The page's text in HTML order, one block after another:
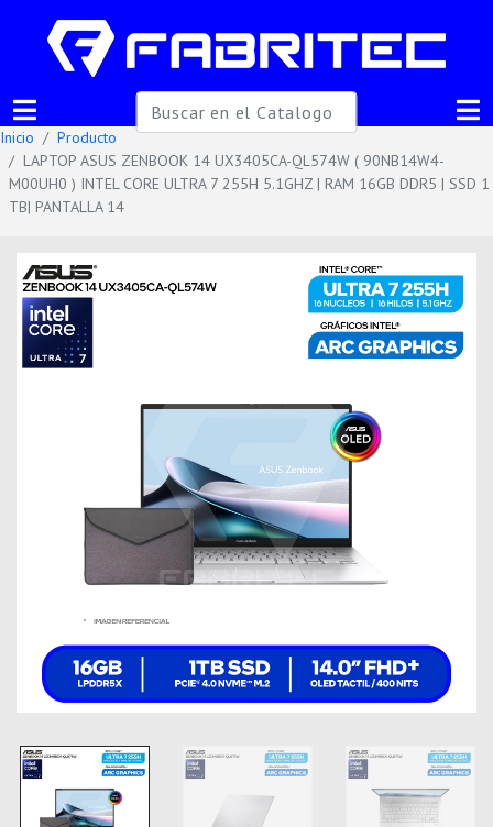
Inicio
Producto
LAPTOP ASUS ZENBOOK 14 UX3405CA-QL574W ( 90NB14W4-
M00UH0 ) INTEL CORE ULTRA 7 255H 5.1GHZ | RAM 16GB DDR5 | SSD 1
TB| PANTALLA 14